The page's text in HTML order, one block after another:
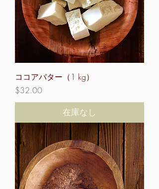
ココアバター（1 kg）
価格
$32.00
在庫なし